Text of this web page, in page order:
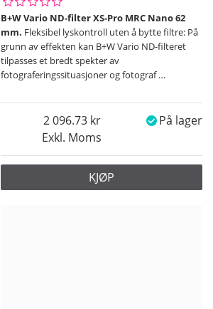
B+W Vario ND-filter XS-Pro MRC Nano 62
mm. Fleksibel lyskontroll uten å bytte filtre: På
grunn av effekten kan B+W Vario ND-filteret
tilpasses et bredt spekter av
fotograferingssituasjoner og fotograf…
Exkl. Moms
2 096.73 På lager
KJØP